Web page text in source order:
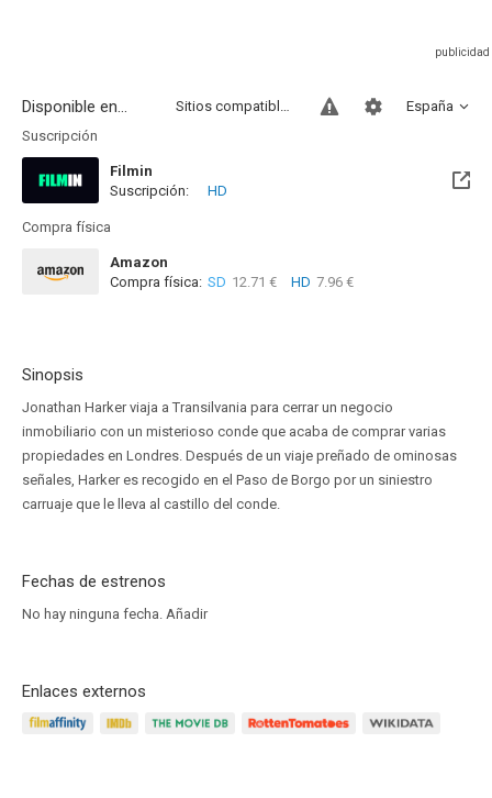
Disponible en... España
Sitios compatibles
Suscripción
Filmin
Disponible hasta el Mié, 31 Dic 2031 (Quedan 5 años)
Suscripción: HD
Compra física
Amazon
Compra física: SD 12.71 € HD 7.96 €
Sinopsis
Jonathan Harker viaja a Transilvania para cerrar un negocio
inmobiliario con un misterioso conde que acaba de comprar varias
propiedades en Londres. Después de un viaje preñado de ominosas
señales, Harker es recogido en el Paso de Borgo por un siniestro
carruaje que le lleva al castillo del conde.
Fechas de estrenos
No hay ninguna fecha. Añadir
Enlaces externos